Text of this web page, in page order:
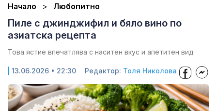
Начало Любопитно
Пиле с джинджифил и бяло вино по
азиатска рецепта
Това ястие впечатлява с наситен вкус и апетитен вид
13.06.2026 • 22:30 Редактор: Толя Николова